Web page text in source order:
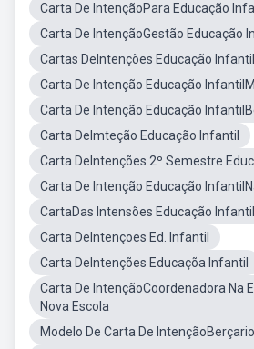
Carta De IntençãoPara Educação
Carta De IntençãoGestão Educação
Cartas DeIntenções Educação Infantil
Carta De Intenção Educação
Carta De Intenção Educação
Carta DeImteção Educação Infantil
Carta DeIntenções 2º Semestre
Carta De Intenção Educação
CartaDas Intensões Educação Infantil
Carta DeIntençoes Ed. Infantil
Carta DeIntenções Educaçõa Infantil
Carta De IntençãoCoordenadora Na
Nova Escola
Modelo De Carta De